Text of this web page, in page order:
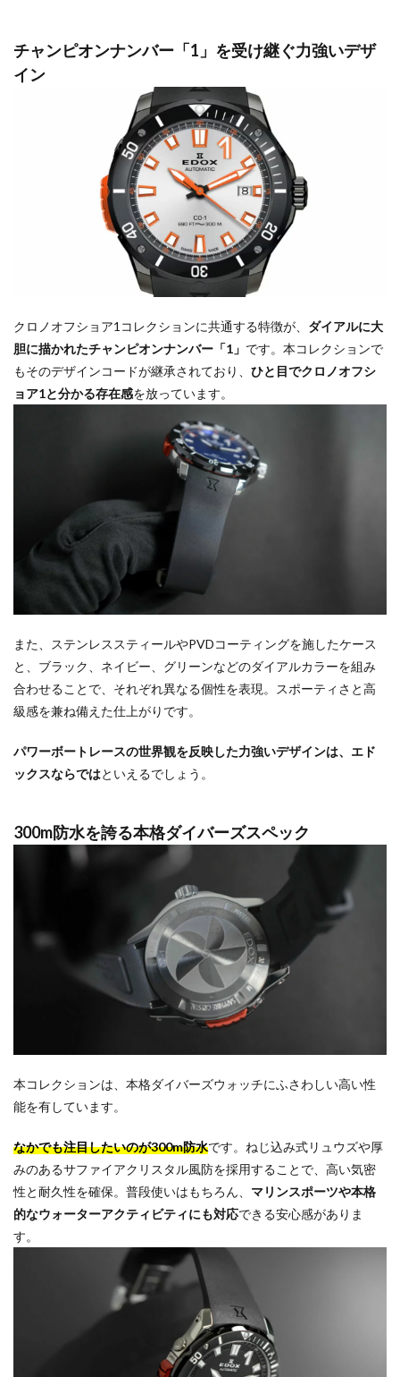
チャンピオンナンバー「1」を受け継ぐ力強いデザ
イン
クロノオフショア1コレクションに共通する特徴が、 ダイアルに大
胆に描かれたチャンピオンナンバー「1」 です。本コレクションで
もそのデザインコードが継承されており、 ひと目でクロノオフシ
ョア1と分かる存在感を放っています。
また、ステンレススティールやPVDコーティングを施したケース
と、ブラック、ネイビー、グリーンなどのダイアルカラーを組み
合わせることで、それぞれ異なる個性を表現。スポーティさと高
級感を兼ね備えた仕上がりです。
パワーボートレースの世界観を反映した力強いデザインは、エド
ックスならではといえるでしょう。
300m防水を誇る本格ダイバーズスペック
本コレクションは、本格ダイバーズウォッチにふさわしい高い性
能を有しています。
なかでも注目したいのが300m防水です。ねじ込み式リュウズや厚
みのあるサファイアクリスタル風防を採用することで、高い気密
性と耐久性を確保。普段使いはもちろん、 マリンスポーツや本格
的なウォーターアクティビティにも対応できる安心感がありま
す。